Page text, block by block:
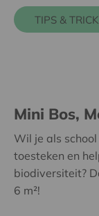
TIPS &
Mini Bos,
Wil je als
toesteken en
biodiversiteit?
6 m²!